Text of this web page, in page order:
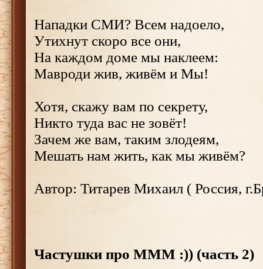
Нападки СМИ? Всем надоело,
Утихнут скоро все они,
На каждом доме мы наклеем:
Мавроди жив, живём и Мы!
Хотя, скажу вам по секрету,
Никто туда вас не зовёт!
Зачем же вам, таким злодеям,
Мешать нам жить, как мы живём?
Автор: Титарев Михаил ( Россия,
Частушки про МММ :)) (часть 2)